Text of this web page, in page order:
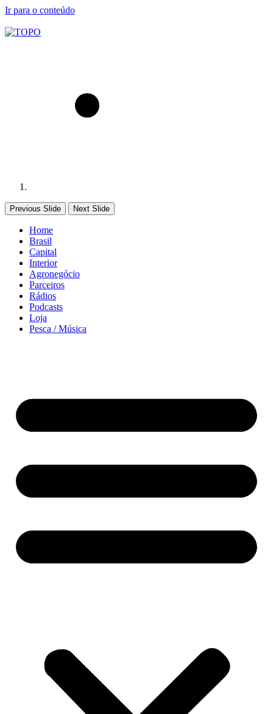
Ir para o conteúdo
Previous Slide Next Slide
Home
Brasil
Capital
Interior
Agronegócio
Parceiros
Rádios
Podcasts
Loja
Pesca / Música